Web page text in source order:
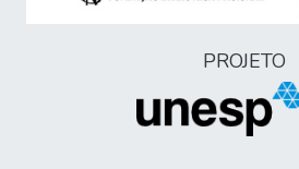
PROJETO